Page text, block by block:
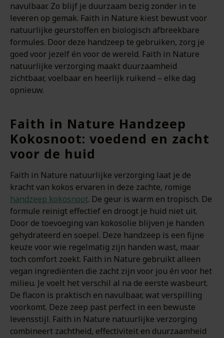
navulbaar. Zo blijf je duurzaam bezig zonder in te
leveren op gemak. Faith in Nature kiest bewust voor
natuurlijke geurstoffen en biologisch afbreekbare
formules. Door deze handzeep te gebruiken, zorg je
goed voor jezelf én voor de wereld. Faith in Nature
natuurlijke verzorging maakt duurzaamheid
zichtbaar, voelbaar en heerlijk ruikend – elke dag
opnieuw.
Faith in Nature Handzeep
Kokosnoot: voedend en zacht
voor de huid
Faith in Nature natuurlijke verzorging laat je de
kracht van kokos ervaren in deze zachte, romige
handzeep kokosnoot. De geur is warm en tropisch. De
formule reinigt effectief en droogt je huid niet uit.
Door de toevoeging van kokosolie blijven je handen
gehydrateerd en soepel. Deze handzeep is een fijne
keuze voor wie regelmatig zijn handen wast, maar
toch comfort zoekt. Faith in Nature gebruikt alleen
vegan ingrediënten die zacht zijn voor jou én voor het
milieu. Je voelt het verschil al na de eerste wasbeurt.
De flacon is praktisch en navulbaar, wat verspilling
voorkomt. Deze zeep past perfect in een bewuste
levensstijl. Faith in Nature natuurlijke verzorging
combineert zachtheid, effectiviteit en duurzaamheid